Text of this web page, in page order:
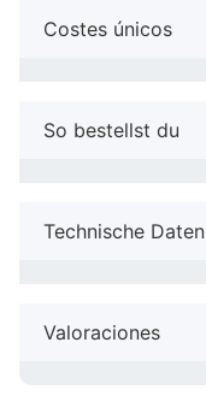
Costes únicos
So bestellst du
Technische Daten
Valoraciones